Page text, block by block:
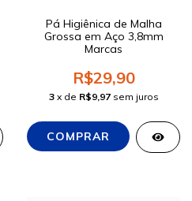
Pá Higiênica de Malha
Grossa em Aço 3,8mm
Marcas
R$29,90
3 x de R$9,97 sem juros